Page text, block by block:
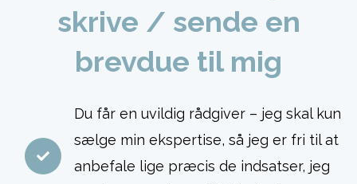
skrive / sende en
brevdue til mig
Du får en uvildig rådgiver – jeg skal kun
sælge min ekspertise, så jeg er fri til at
anbefale lige præcis de indsatser, jeg